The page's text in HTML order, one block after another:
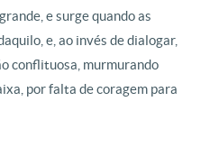
e surge quando as
e, ao invés de dialogar,
conflituosa, murmurando
por falta de coragem para